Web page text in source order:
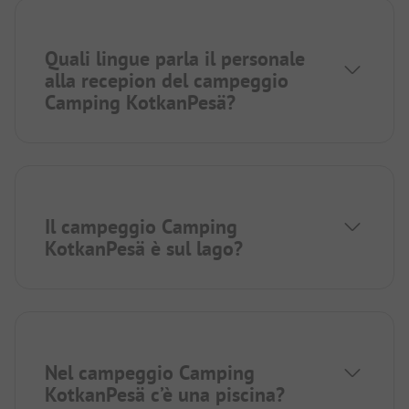
Quali lingue parla il personale
alla recepion del campeggio
Camping KotkanPesä?
Il campeggio Camping
KotkanPesä è sul lago?
Nel campeggio Camping
KotkanPesä c’è una piscina?